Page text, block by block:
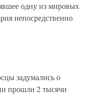
одну из мировых
непосредственно
задумались о
прошли 2 тысячи